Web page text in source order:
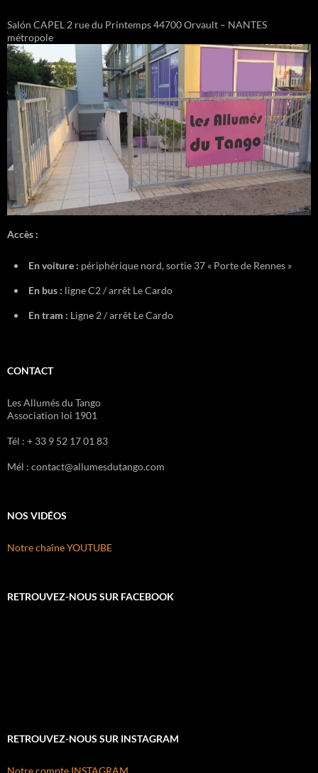
Salón CAPEL 2 rue du Printemps 44700 Orvault – NANTES
métropole
Accès :
En voiture : périphérique nord, sortie 37 « Porte de Rennes »
En bus : ligne C2 / arrêt Le Cardo
En tram : Ligne 2 / arrêt Le Cardo
CONTACT
Les Allumés du Tango
Association loi 1901
Tél : + 33 9 52 17 01 83
Mél : contact@allumesdutango.com
NOS VIDÉOS
Notre chaîne YOUTUBE
RETROUVEZ-NOUS SUR FACEBOOK
RETROUVEZ-NOUS SUR INSTAGRAM
Notre compte INSTAGRAM